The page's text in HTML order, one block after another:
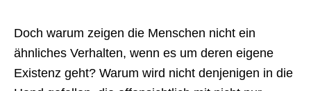
Doch warum zeigen die Menschen nicht ein
ähnliches Verhalten, wenn es um deren eigene
Existenz geht? Warum wird nicht denjenigen in die